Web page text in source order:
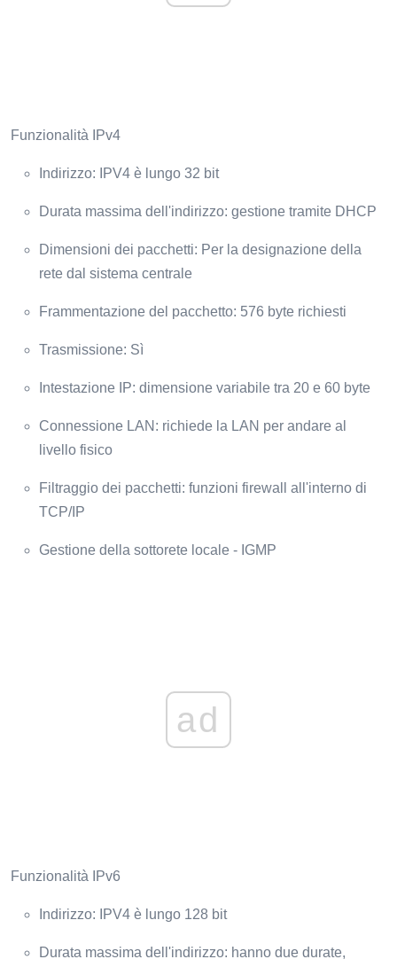
Funzionalità IPv4
Indirizzo: IPV4 è lungo 32 bit
Durata massima dell'indirizzo: gestione tramite DHCP
Dimensioni dei pacchetti: Per la designazione della
rete dal sistema centrale
Frammentazione del pacchetto: 576 byte richiesti
Trasmissione: Sì
Intestazione IP: dimensione variabile tra 20 e 60 byte
Connessione LAN: richiede la LAN per andare al
livello fisico
Filtraggio dei pacchetti: funzioni firewall all'interno di
TCP/IP
Gestione della sottorete locale - IGMP
ad
Funzionalità IPv6
Indirizzo: IPV4 è lungo 128 bit
Durata massima dell'indirizzo: hanno due durate,